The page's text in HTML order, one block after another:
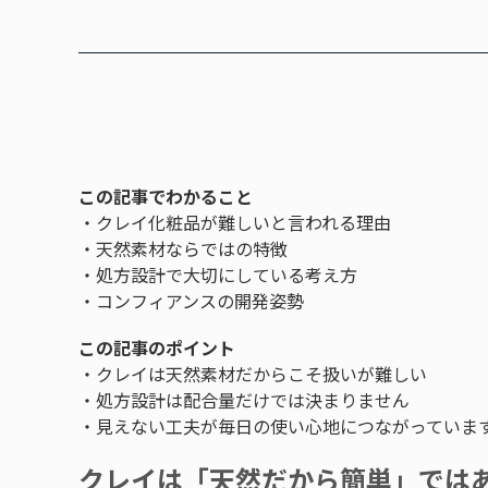
この記事でわかること
・クレイ化粧品が難しいと言われる理由
・天然素材ならではの特徴
・処方設計で大切にしている考え方
・コンフィアンスの開発姿勢
この記事のポイント
・クレイは天然素材だからこそ扱いが難しい
・処方設計は配合量だけでは決まりません
・見えない工夫が毎日の使い心地につながっていま
クレイは「天然だから簡単」では